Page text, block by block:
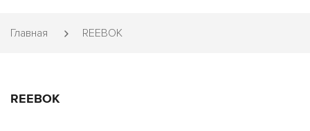
Главная REEBOK
REEBOK